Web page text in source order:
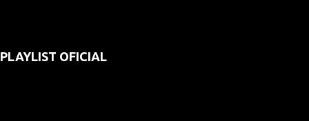
PLAYLIST OFICIAL